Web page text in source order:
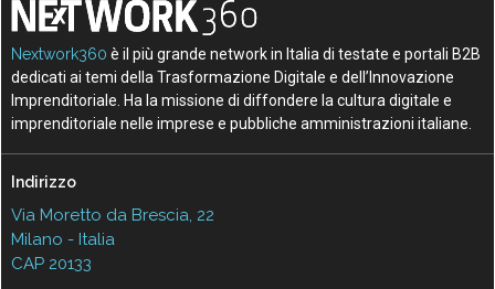
Nextwork360 è il più grande network in Italia di testate e portali B2B
dedicati ai temi della Trasformazione Digitale e dell’Innovazione
Imprenditoriale. Ha la missione di diffondere la cultura digitale e
imprenditoriale nelle imprese e pubbliche amministrazioni italiane.
Indirizzo
Via Moretto da Brescia, 22
Milano - Italia
CAP 20133